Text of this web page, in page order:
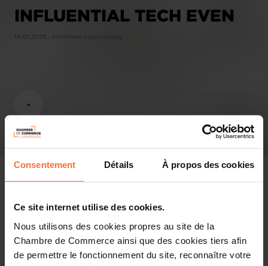
Consentement Détails À propos des cookies
Ce site internet utilise des cookies.
Nous utilisons des cookies propres au site de la
Chambre de Commerce ainsi que des cookies tiers afin
de permettre le fonctionnement du site, reconnaître votre
INFLUENTIAL TECH EVEN
Share this article